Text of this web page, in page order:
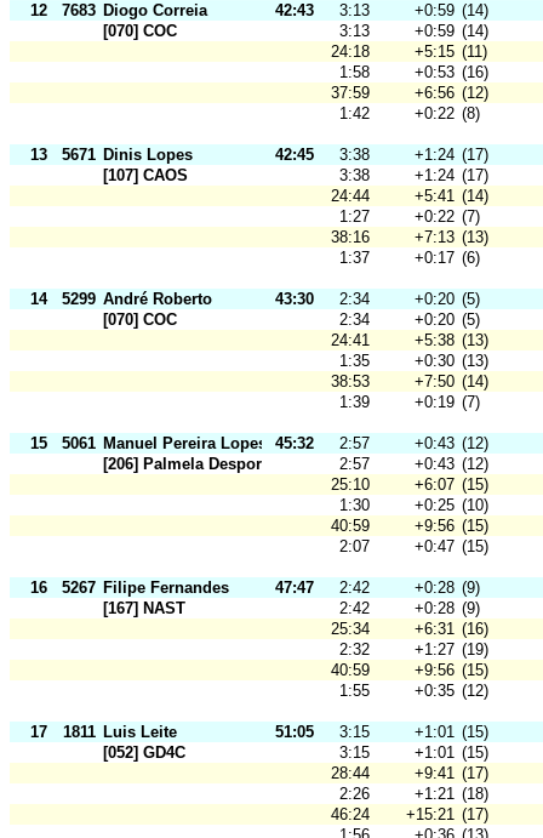
12 7683 Diogo Correia 42:43 3:13 +0:59 (14)
[070] COC
3:13 +0:59 (14)
24:18
+5:15 (11)
1:58
+0:53 (16)
37:59
+6:56 (12)
1:42
+0:22 (8)
13 5671 Dinis Lopes 42:45 3:38 +1:24 (17)
[107] CAOS
3:38 +1:24 (17)
24:44
+5:41 (14)
1:27
+0:22 (7)
38:16
+7:13 (13)
1:37
+0:17 (6)
14 5299 André Roberto 43:30 2:34 +0:20 (5)
[070] COC
2:34 +0:20 (5)
24:41
+5:38 (13)
1:35
+0:30 (13)
38:53
+7:50 (14)
1:39
+0:19 (7)
15 5061 Manuel Pereira Lopes 45:32 2:57 +0:43 (12)
[206] Palmela Desporto
2:57 +0:43 (12)
25:10
+6:07 (15)
1:30
+0:25 (10)
40:59
+9:56 (15)
2:07
+0:47 (15)
16 5267 Filipe Fernandes 47:47 2:42 +0:28 (9)
[167] NAST
2:42 +0:28 (9)
25:34
+6:31 (16)
2:32
+1:27 (19)
40:59
+9:56 (15)
1:55
+0:35 (12)
17 1811 Luis Leite 51:05 3:15 +1:01 (15)
[052] GD4C
3:15 +1:01 (15)
28:44
+9:41 (17)
2:26
+1:21 (18)
46:24
+15:21 (17)